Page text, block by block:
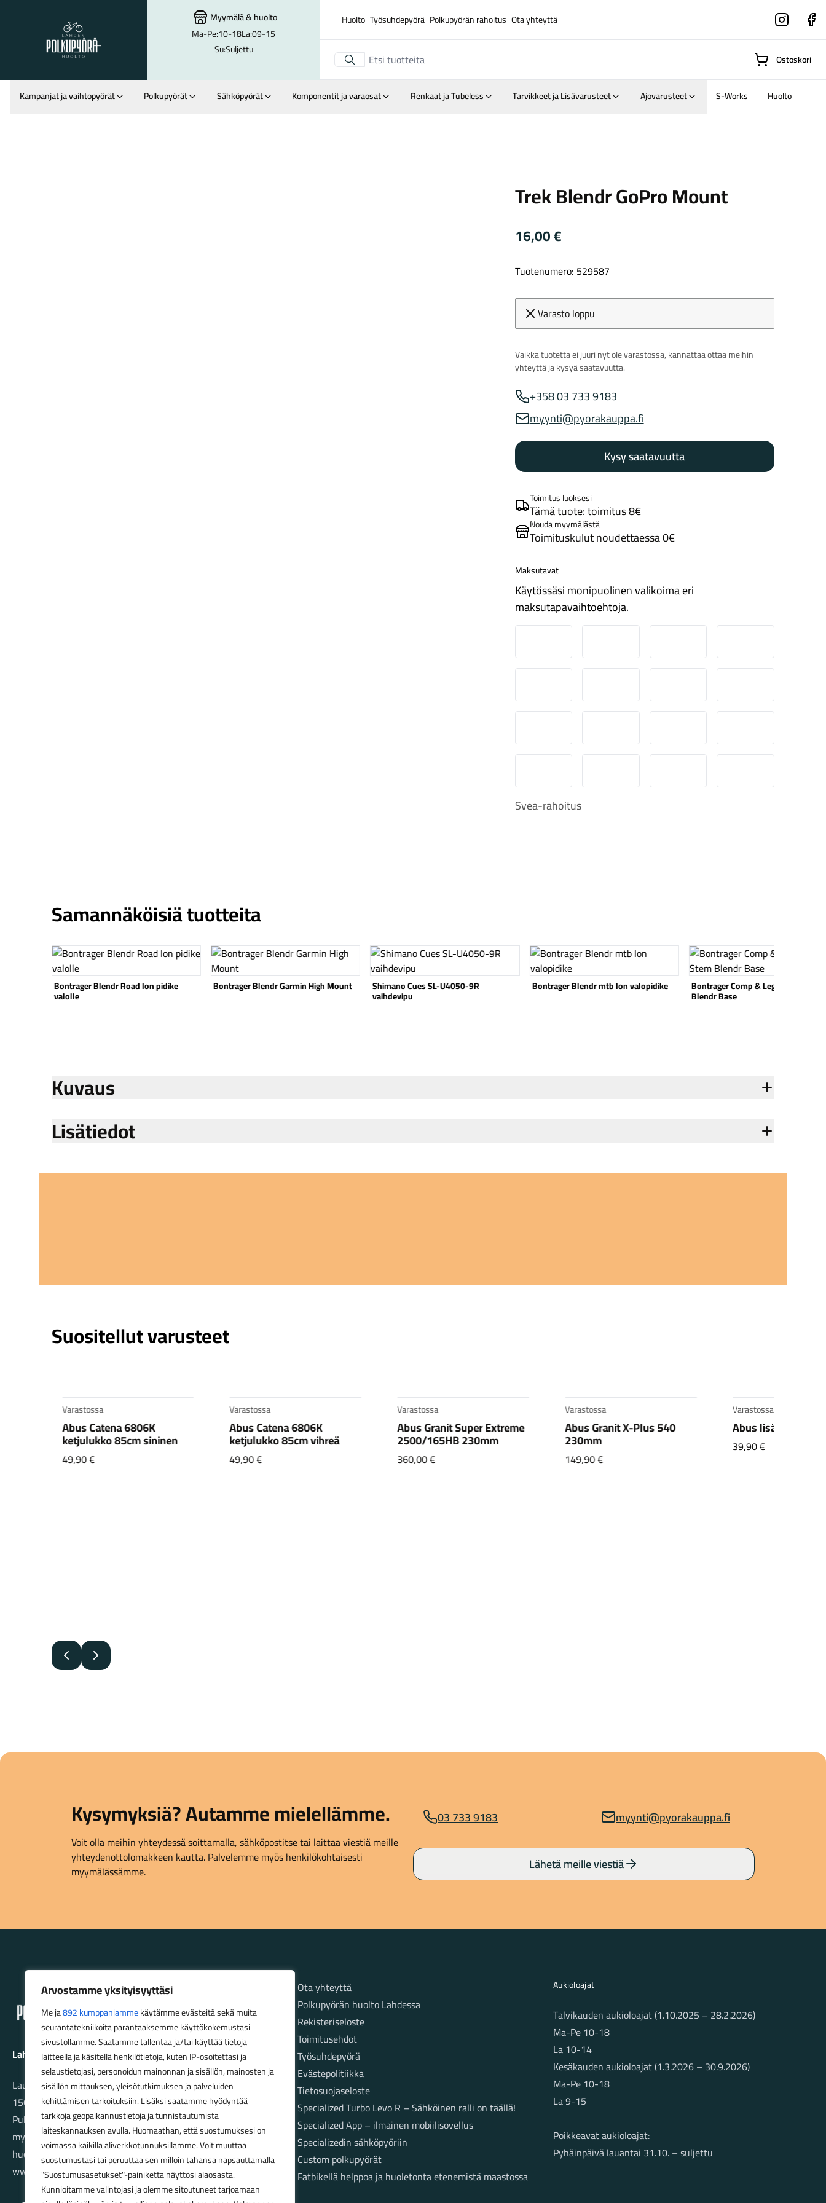
Arvostamme yksityisyyttäsi
Me ja892 kumppaniammekäytämme evästeitä sekä muita
seurantatekniikoita parantaaksemme käyttökokemustasi
sivustollamme. Saatamme tallentaa ja/tai käyttää tietoja
laitteella ja käsitellä henkilötietoja, kuten IP-osoitettasi ja
selaustietojasi, personoidun mainonnan ja sisällön, mainosten ja
sisällön mittauksen, yleisötutkimuksen ja palveluiden
kehittämisen tarkoituksiin. Lisäksi saatamme hyödyntää
tarkkoja geopaikannustietoja ja tunnistautumista
laiteskannauksen avulla. Huomaathan, että suostumuksesi on
voimassa kaikilla aliverkkotunnuksillamme. Voit muuttaa
suostumustasi tai peruuttaa sen milloin tahansa napsauttamalla
"Suostumusasetukset"-painiketta näyttösi alaosasta.
Kunnioitamme valintojasi ja olemme sitoutuneet tarjoamaan
Lahden Polkupyörähuolto - etusivulle
Myymälä&huolto
Ma-Pe:10-18La:09-15
Su:Suljettu
Huolto Työsuhdepyörä Polkupyörän rahoitus Ota yhteyttä Instagram
Hakutulokset Suositut osastot
Gravel-
Renkaat Komponentit
Ostoskori
Kampanjat ja vaihtopyörät Polkupyörät Sähköpyörät Komponentit ja varaosat Renkaat ja Tubeless Tarvikkeet ja Lisävarusteet Ajovarusteet S-Works Huolto
Trek Blendr GoPro Mount
16,00€
Tuotenumero: 529587
Varasto loppu
Vaikka tuotetta ei juuri nyt ole varastossa, kannattaa ottaa meihin
yhteyttä ja kysyä saatavuutta.
Myynnin puhelinnumero
+358 03 733 9183
Myynnin sähköposti
myynti@pyorakauppa.fi
Kysy saatavuutta
Toimitus luoksesi
Tämä tuote: toimitus 8€
Nouda myymälästä
Toimituskulut noudettaessa 0€
Maksutavat
Käytössäsi monipuolinen valikoima eri
maksutapavaihtoehtoja.
Svea-rahoitus
Samannäköisiä tuotteita
Katso tuote
Bontrager Blendr Garmin High Mount
Katso tuote
Shimano Cues SL-U4050-9R
vaihdevipu
Katso tuote
Bontrager Blendr mtb Ion valopidike
Katso tuote
Bontrager Comp & Legacy Elite Stem
Blendr Base
Katso tuote
Shimano Cues SL-U6050-10R 10v
vaihdevipu näytöllä
Kuvaus
Lisätiedot
Suositellut varusteet
Varastossa
Abus Catena 6806K
ketjulukko 85cm vihreä
49,90€
Varastossa
Abus Granit Super Extreme
2500/165HB 230mm
360,00
Varastossa
Abus Granit X-Plus 540
230mm
149,90€
Varastossa
Abus lisäketju 85cm musta
39,90€
EdellinenSeuraava
Kysymyksiä? Autamme mielellämme.
Voit olla meihin yhteydessä soittamalla, sähköpostitse tai laittaa viestiä meille
yhteydenottolomakkeen kautta. Palvelemme myös henkilökohtaisesti
myymälässämme.
03 733 9183 myynti@pyorakauppa.fi
Lähetä meille viestiä
Lahden Polkupyörähuolto - etusivulle
Lahden Polkupyörähuolto Oy
Launeenkatu 80
15610 LAHTI
Puh. 03 733 9183
myynti@pyorakauppa.fi
huolto@pyorakauppa.fi
www.pyorakauppa.fi
SivutOta yhteyttä
Polkupyörän huolto Lahdessa
Rekisteriseloste
Toimitusehdot
Työsuhdepyörä
Evästepolitiikka
Tietosuojaseloste
Specialized Turbo Levo R – Sähköinen ralli on täällä!
Specialized App – ilmainen mobiilisovellus
Specializedin sähköpyöriin
Custom polkupyörät
Fatbikellä helppoa ja huoletonta etenemistä maastossa
Aukioloajat
Talvikauden aukioloajat (1.10.2025 – 28.2.2026)
Ma-Pe 10-18
La 10-14
Kesäkauden aukioloajat (1.3.2026 – 30.9.2026)
Ma-Pe 10-18
La 9-15
Poikkeavat aukioloajat:
Pyhäinpäivä lauantai 31.10. – suljettu